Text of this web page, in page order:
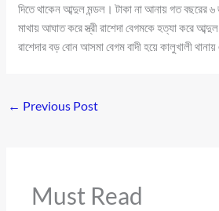
দিতে থাকেন আব্দুল মন্ডল। টাকা না আনায় গত বছরের ৬
মাথায় আঘাত করে স্ত্রী রাশেদা বেগমকে হত্যা করে
রাশেদার বড় বোন আসমা বেগম বাদী হয়ে কালুখালী
← Previous Post
Must Read